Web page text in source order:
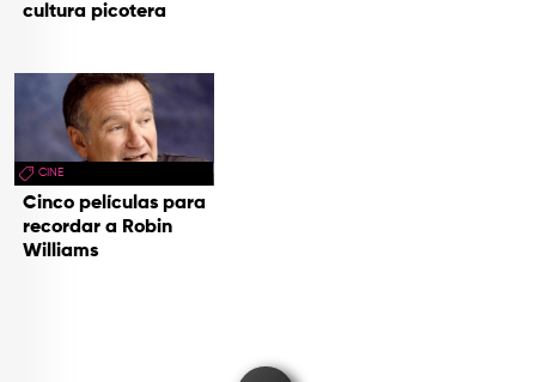
cultura picotera
CINE
Cinco películas para
recordar a Robin
Williams